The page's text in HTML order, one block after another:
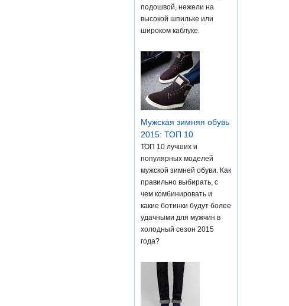
подошвой, нежели на
высокой шпильке или
широком каблуке.
Мужская зимняя обувь
2015: ТОП 10
ТОП 10 лучших и
популярных моделей
мужской зимней обуви. Как
правильно выбирать, с
чем комбинировать и
какие ботинки будут более
удачными для мужчин в
холодный сезон 2015
года?